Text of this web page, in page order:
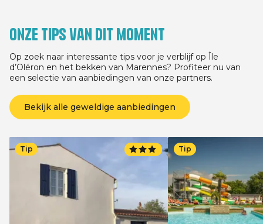
Onze tips van dit moment
Op zoek naar interessante tips voor je verblijf op Île
d’Oléron en het bekken van Marennes? Profiteer nu van
een selectie van aanbiedingen van onze partners.
Bekijk alle geweldige aanbiedingen
Tip Tip